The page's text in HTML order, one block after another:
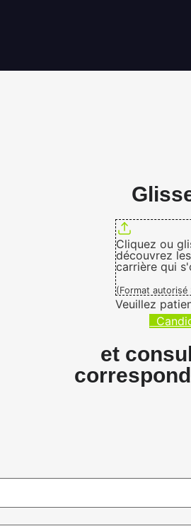
Cliquez ou
découvrez
carrière qui
(Format autorisé
Veuillez
et